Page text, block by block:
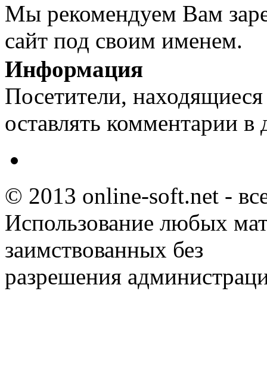
Мы рекомендуем Вам
сайт под своим именем.
Информация
Посетители,
оставлять комментарии в
© 2013 online-soft.net -
Использование любых
заимствованных без
разрешения